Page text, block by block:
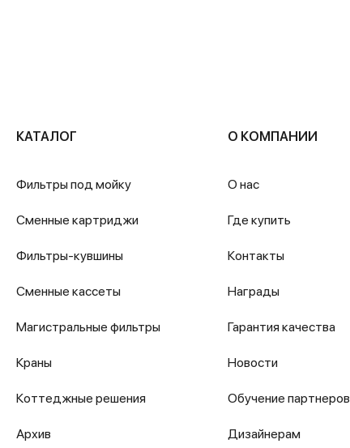
КАТАЛОГ
Фильтры под мойку
Сменные картриджи
Фильтры-кувшины
Сменные кассеты
Магистральные фильтры
Краны
Коттеджные решения
Архив
О КОМПАНИИ
О нас
Где купить
Контакты
Награды
Гарантия качества
Новости
Обучение партнеров
Дизайнерам